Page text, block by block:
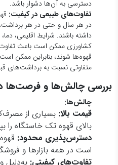
جغرافیایی و اقلیمی،
است از یک فصل به فصل
فرصت‌ها:
تجربه طعم‌های جدید:خرید
عالی برای تجربه طعم‌های
مختلف جهان فراهم می‌کند.
حمایت از کشاورزان محلی و
قهوه تک خاستگاه، می‌توان
روش‌های تولید ارگانیک
لذت از کیفیت بالا:قهوه‌های
تولید با دقت بالا و استفاده
بیشتری برای کسانی که به
می‌دهند، فراهم می‌کنند.